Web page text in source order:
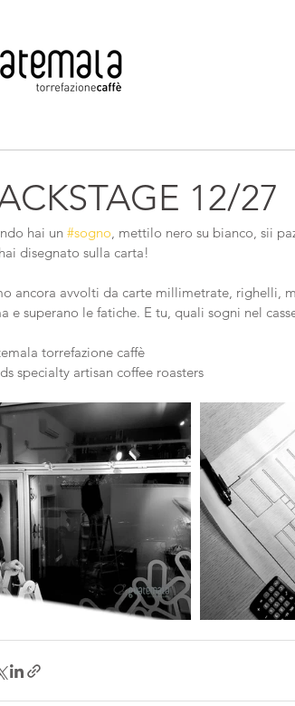
12/27
hai un #sogno, mettilo nero su bianco, sii
disegnato sulla carta!
ancora avvolti da carte millimetrate, righelli,
e superano le fatiche. E tu, quali sogni nel
torrefazione caffè
specialty artisan coffee roasters